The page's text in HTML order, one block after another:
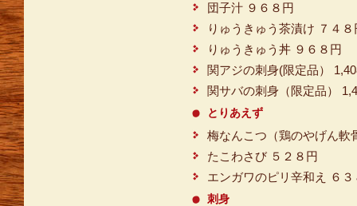
団子汁 ９６８円
りゅうきゅう茶漬け ７４８
りゅうきゅう丼 ９６８円
関アジの刺身(限定品）
関サバの刺身（限定品）
とりあえず
梅なんこつ（鶏のやげん軟
たこわさび ５２８円
エンガワのピリ辛和え ６３
刺身